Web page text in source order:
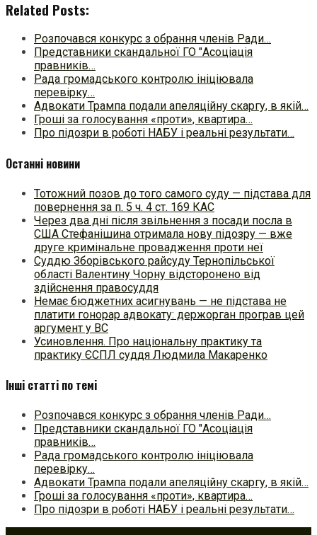
Related Posts:
Розпочався конкурс з обрання членів Ради…
Представники скандальної ГО "Асоціація
правників…
Рада громадського контролю ініціювала
перевірку…
Адвокати Трампа подали апеляційну скаргу, в якій…
Гроші за голосування «проти», квартира…
Про підозри в роботі НАБУ і реальні результати…
Останні новини
Тотожний позов до того самого суду — підстава для
повернення за п. 5 ч. 4 ст. 169 КАС
Через два дні після звільнення з посади посла в
США Стефанішина отримала нову підозру — вже
друге кримінальне провадження проти неї
Суддю Зборівського райсуду Тернопільської
області Валентину Чорну відсторонено від
здійснення правосуддя
Немає бюджетних асигнувань — не підстава не
платити гонорар адвокату: держорган програв цей
аргумент у ВС
Усиновлення. Про національну практику та
практику ЄСПЛ суддя Людмила Макаренко
Інші статті по темі
Розпочався конкурс з обрання членів Ради…
Представники скандальної ГО "Асоціація
правників…
Рада громадського контролю ініціювала
перевірку…
Адвокати Трампа подали апеляційну скаргу, в якій…
Гроші за голосування «проти», квартира…
Про підозри в роботі НАБУ і реальні результати…